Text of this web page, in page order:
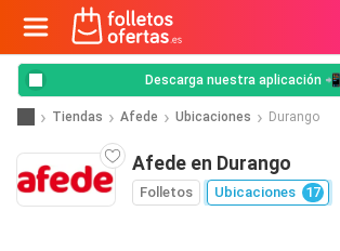
Descarga nuestra aplicación 📲
Tiendas Afede Ubicaciones Durango
Afede en Durango
Folletos Ubicaciones 17